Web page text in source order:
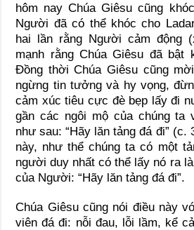
hôm nay Chúa Giêsu cũng
Người đã có thể khóc cho
hai lần rằng Người cảm động
mạnh rằng Chúa Giêsu đã bật
Đồng thời Chúa Giêsu cũng
ngừng tin tưởng và hy vọng,
cảm xúc tiêu cực đè bẹp lấy đi
gần các ngôi mộ của chúng ta
như sau: “Hãy lăn tảng đá đi” (c.
này, như thể chúng ta có một
người duy nhất có thể lấy nó ra
của Người: “Hãy lăn tảng đá đi”.
Chúa Giêsu cũng nói điều này
viên đá đi: nỗi đau, lỗi lầm, kể